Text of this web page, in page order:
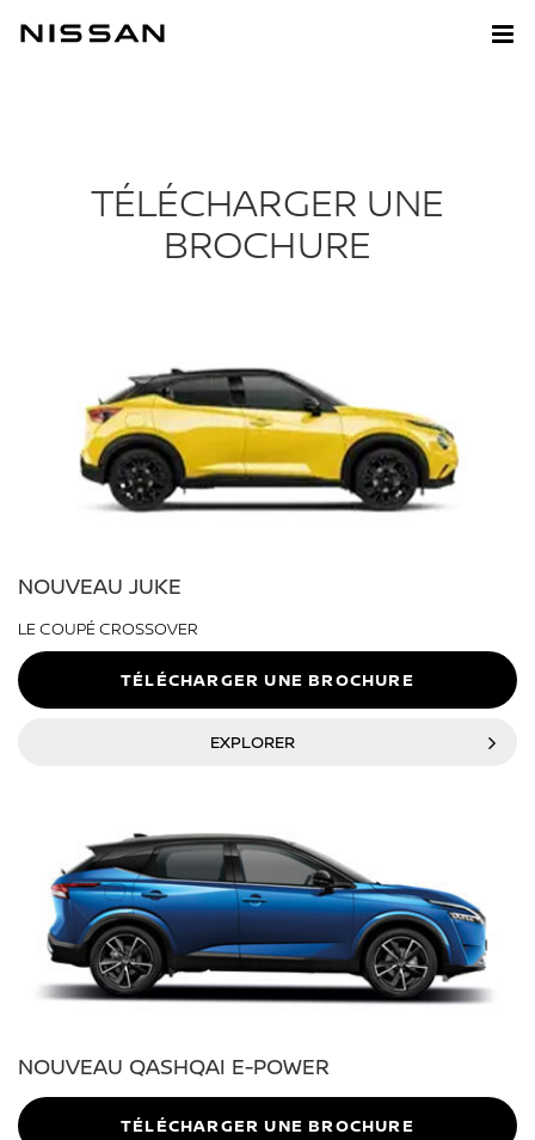
TÉLÉCHARGER UNE
BROCHURE
NOUVEAU JUKE
LE COUPÉ CROSSOVER
TÉLÉCHARGER UNE BROCHURE
EXPLORER
NOUVEAU QASHQAI E-POWER
TÉLÉCHARGER UNE BROCHURE